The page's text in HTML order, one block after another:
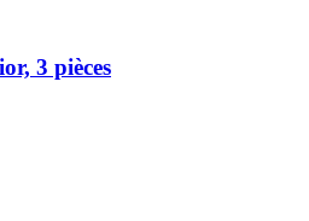
3 pièces